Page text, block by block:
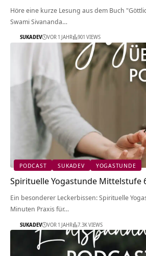
Höre eine kurze Lesung aus dem Buch
Swami Sivananda…
SUKADEV VOR 1 JAHR 901 VIEWS
PODCAST SUKADEV YOGASTUNDE
Spirituelle Yogastunde Mittelstufe
Ein besonderer Leckerbissen: Spirituelle
Minuten Praxis für…
SUKADEV VOR 1 JAHR 7.3K VIEWS